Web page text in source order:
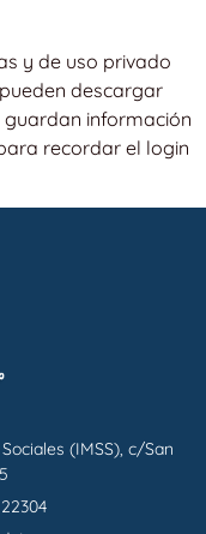
y de uso privado
descargar
información
recordar el login
(IMSS), c/San